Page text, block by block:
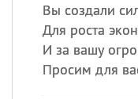
Вы создали
Для роста
И за вашу
Просим для